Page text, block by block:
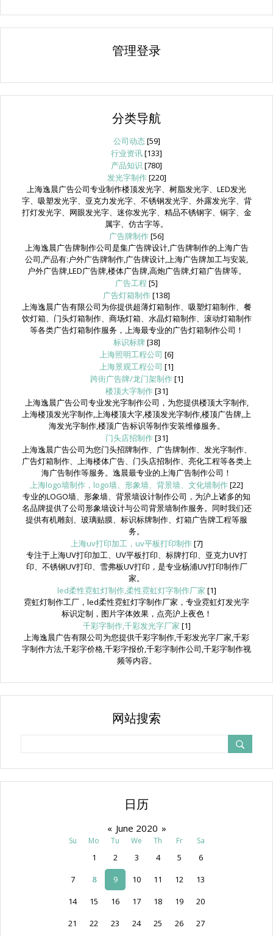
管理登录
分类导航
公司动态[59]
行业资讯[133]
产品知识 [780]
发光字制作[220]
上海逸晨广告公司专业制作楼顶发光字、树脂发光字、LED发光
字、吸塑发光字、亚克力发光字、不锈钢发光字、外露发光字、背
打灯发光字、网眼发光字、迷你发光字、精品不锈钢字、铜字、金
属字、仿古字等。
广告牌制作[56]
上海逸晨广告牌制作公司是集广告牌设计,广告牌制作的上海广告
公司,产品有:户外广告牌制作,广告牌设计,上海广告牌加工与安装,
户外广告牌,LED广告牌,楼体广告牌,高炮广告牌,灯箱广告牌等。
广告工程 [5]
广告灯箱制作[138]
上海逸晨广告有限公司为你提供超薄灯箱制作、吸塑灯箱制作、餐
饮灯箱、门头灯箱制作、商场灯箱、水晶灯箱制作、滚动灯箱制作
等各类广告灯箱制作服务，上海最专业的广告灯箱制作公司！
标识标牌 [38]
上海照明工程公司 [6]
上海景观工程公司 [1]
跨街广告牌/龙门架制作[1]
楼顶大字制作[31]
上海逸晨广告公司专业发光字制作公司，为您提供楼顶大字制作,
上海楼顶发光字制作,上海楼顶大字,楼顶发光字制作,楼顶广告牌,上
海发光字制作,楼顶广告标识等制作安装维修服务。
门头店招制作[31]
上海逸晨广告公司为您门头招牌制作、广告牌制作、发光字制作、
广告灯箱制作、上海楼体广告、门头店招制作、亮化工程等各类上
海广告制作等服务。逸晨最专业的上海广告制作公司！
上海logo墙制作，logo墙、形象墙、背景墙、文化墙制作[22]
专业的LOGO墙、形象墙、背景墙设计制作公司，为沪上诸多的知
名品牌提供了公司形象墙设计与公司背景墙制作服务。同时我们还
提供有机雕刻、玻璃贴膜、标识标牌制作、灯箱广告牌工程等服
务。
上海uv打印加工，uv平板打印制作[7]
专注于上海UV打印加工、UV平板打印、标牌打印、亚克力UV打
印、不锈钢UV打印、雪弗板UV打印，是专业杨浦UV打印制作厂
家。
led柔性霓虹灯制作,柔性霓虹灯字制作厂家 [1]
霓虹灯制作工厂，led柔性霓虹灯字制作厂家，专业霓虹灯发光字
标识定制，图片字体效果，点亮沪上夜色！
千彩字制作,千彩发光字厂家 [1]
上海逸晨广告有限公司为您提供千彩字制作,千彩发光字厂家,千彩
字制作方法,千彩字价格,千彩字报价,千彩字制作公司,千彩字制作视
频等内容。
网站搜索
日历
« June 2020 »
Su Mo Tu We Th Fr Sa
1 2 3 4 5
6
7
8 9 10 11 12
13
14
15 16 17 18 19
20
21
22 23 24 25 26 27